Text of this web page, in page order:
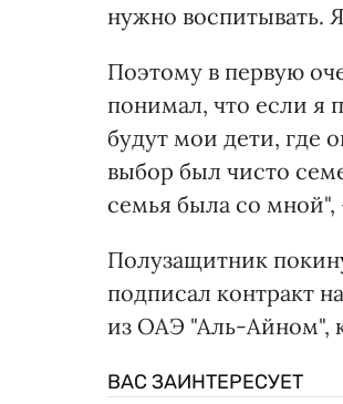
нужно воспитывать.
Поэтому в первую
понимал, что если я
будут мои дети, где
выбор был чисто
семья была со
Полузащитник
подписал контракт
из ОАЭ "Аль-Айном",
ВАС ЗАИНТЕРЕСУЕТ